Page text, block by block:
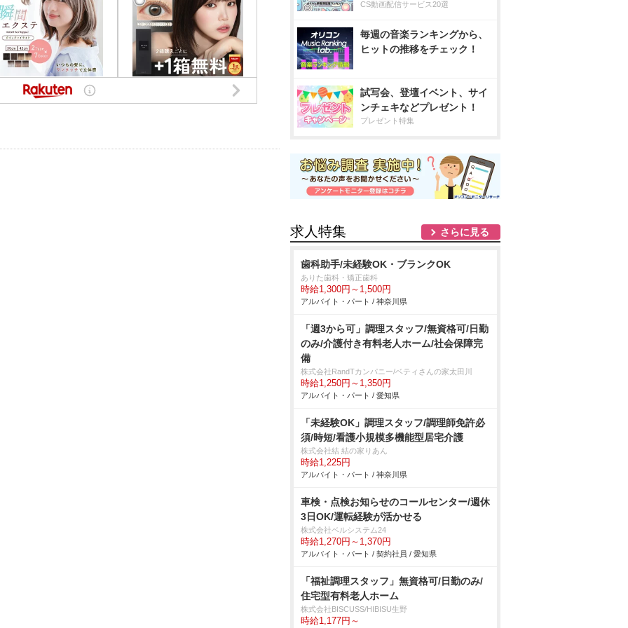
CS動画配信サービス20選
毎週の音楽ランキングから、
ヒットの推移をチェック！
試写会、登壇イベント、サイ
ンチェキなどプレゼント！
プレゼント特集
求人特集 さらに見る
歯科助手/未経験OK・ブランクOK
ありた歯科・矯正歯科
時給1,300円～1,500円
アルバイト・パート / 神奈川県
「週3から可」調理スタッフ/無資格可/日勤
のみ/介護付き有料老人ホーム/社会保障完
備
株式会社RandTカンパニー/ベティさんの家太田川
時給1,250円～1,350円
アルバイト・パート / 愛知県
「未経験OK」調理スタッフ/調理師免許必
須/時短/看護小規模多機能型居宅介護
株式会社結 結の家りあん
時給1,225円
アルバイト・パート / 神奈川県
車検・点検お知らせのコールセンター/週休
3日OK/運転経験が活かせる
株式会社ベルシステム24
時給1,270円～1,370円
アルバイト・パート / 契約社員 / 愛知県
「福祉調理スタッフ」無資格可/日勤のみ/
住宅型有料老人ホーム
株式会社BISCUSS/HIBISU生野
時給1,177円～